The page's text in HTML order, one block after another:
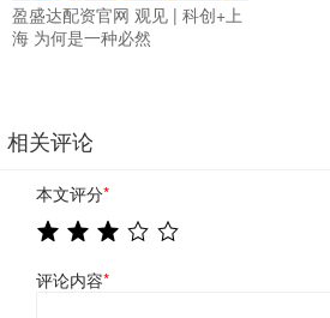
盈盛达配资官网 观见 | 科创+上
海 为何是一种必然
相关评论
本文评分*
评论内容*